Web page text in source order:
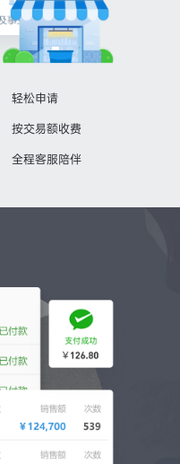
轻松申请
按交易额收费
全程客服陪伴